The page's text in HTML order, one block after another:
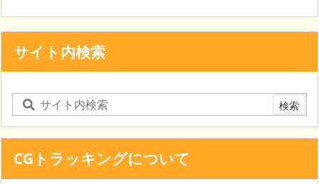
サイト内検索
CGトラッキングについて